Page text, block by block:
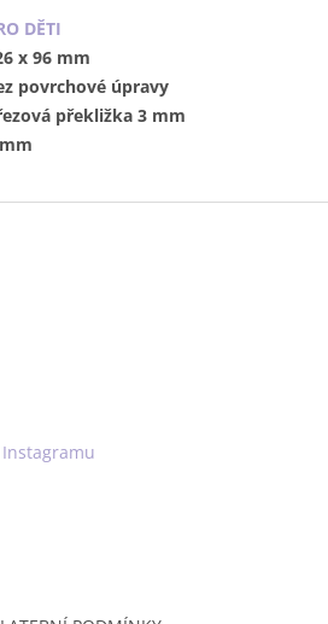
DĚTI
x 96 mm
povrchové úpravy
překližka 3 mm